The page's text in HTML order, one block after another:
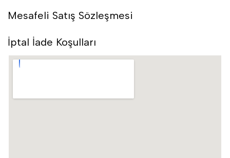
Mesafeli Satış Sözleşmesi
İptal İade Koşulları